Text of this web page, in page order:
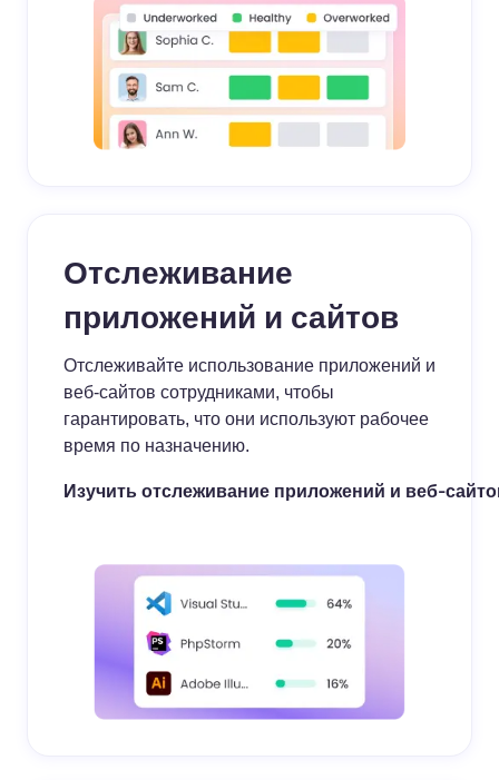
Отслеживание
приложений и сайтов
Отслеживайте использование приложений и
веб-сайтов сотрудниками, чтобы
гарантировать, что они используют рабочее
время по назначению.
Изучить отслеживание приложений и веб-